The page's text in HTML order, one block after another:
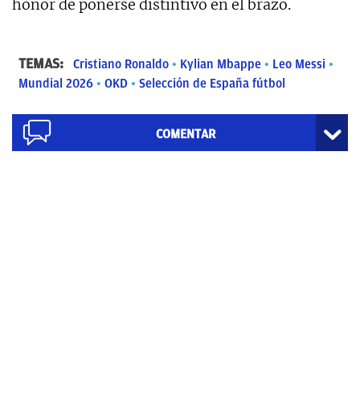
honor de ponerse distintivo en el brazo.
TEMAS: Cristiano Ronaldo Kylian Mbappe
Leo Messi
Mundial 2026
OKD Selección de España fútbol
COMENTAR